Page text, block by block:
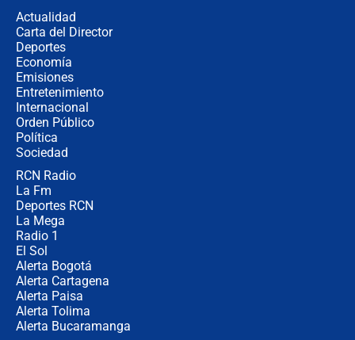
Actualidad
Carta del Director
Deportes
Economía
Emisiones
Entretenimiento
Internacional
Orden Público
Política
Sociedad
RCN Radio
La Fm
Deportes RCN
La Mega
Radio 1
El Sol
Alerta Bogotá
Alerta Cartagena
Alerta Paisa
Alerta Tolima
Alerta Bucaramanga